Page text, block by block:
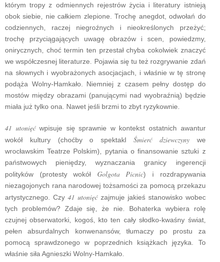
którym tropy z odmiennych rejestrów życia i literatury istnieją
obok siebie, nie całkiem zlepione. Trochę anegdot, odwołań do
codziennych, raczej niegroźnych i nieokreślonych przeżyć;
trochę przyciągających uwagę obrazów i scen, powiedzmy,
onirycznych, choć termin ten przestał chyba cokolwiek znaczyć
we współczesnej literaturze. Pojawia się tu też rozgrywanie zdań
na słownych i wyobrażonych asocjacjach, i właśnie w tę stronę
podąża Wolny-Hamkało. Niemniej z czasem pełny dostęp do
mostów między obrazami (panującymi nad wyobraźnią) będzie
miała już tylko ona. Nawet jeśli brzmi to zbyt ryzykownie.
41 utonięćwpisuje się sprawnie w kontekst ostatnich awantur
wokół kultury (choćby o spektakl Śmierć dziewczynywe
wrocławskim Teatrze Polskim), pytania o finansowanie sztuki z
państwowych pieniędzy, wyznaczania granicy ingerencji
polityków (protesty wokół Golgota Picnic) i rozdrapywania
niezagojonych rana narodowej tożsamości za pomocą przekazu
artystycznego. Czy 41 utonięćzajmuje jakieś stanowisko wobec
tych problemów? Zdaje się, że nie. Bohaterka wybiera rolę
czujnej obserwatorki, kogoś, kto ten cały słodko-kwaśny świat,
pełen absurdalnych konwenansów, tłumaczy po prostu za
pomocą sprawdzonego w poprzednich książkach języka. To
właśnie siła Agnieszki Wolny-Hamkało.